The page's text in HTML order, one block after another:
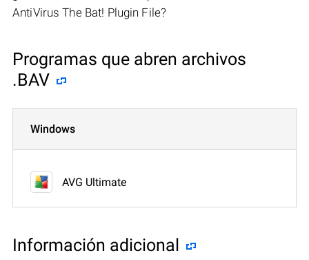
AntiVirus The Bat! Plugin File?
Programas que abren archivos
.BAV
Windows
AVG Ultimate
Información adicional